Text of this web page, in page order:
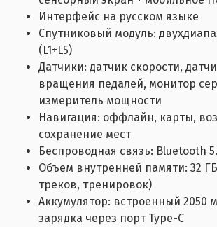
Интерфейс на русском языке
Спутниковый модуль:
(L1+L5)
Датчики: датчик скорости,
вращения педалей, монитор
измеритель мощности
Навигация: оффлайн, карты,
сохранение мест
Беспроводная связь: Bluetooth
Объем внутренней памяти: 32
треков, тренировок)
Аккумулятор: встроенный 2050
зарядка через порт Type-C